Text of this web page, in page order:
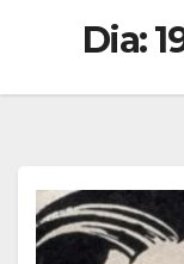
Dia: